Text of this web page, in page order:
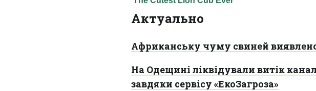
Актуально
Африканську чуму свиней
На Одещині ліквідували витік
завдяки сервісу «ЕкоЗагроза»